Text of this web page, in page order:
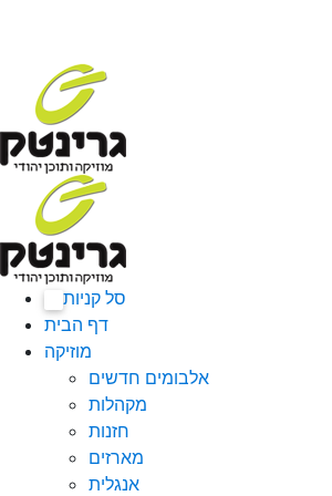
סל קניות
דף הבית
מוזיקה
אלבומים חדשים
מקהלות
חזנות
מארזים
אנגלית